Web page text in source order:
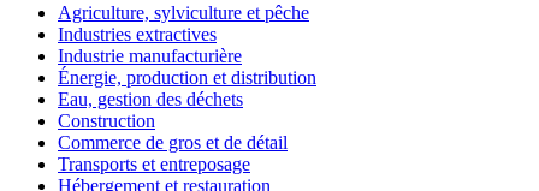
Agriculture, sylviculture et pêche
Industries extractives
Industrie manufacturière
Énergie, production et distribution
Eau, gestion des déchets
Construction
Commerce de gros et de détail
Transports et entreposage
Hébergement et restauration